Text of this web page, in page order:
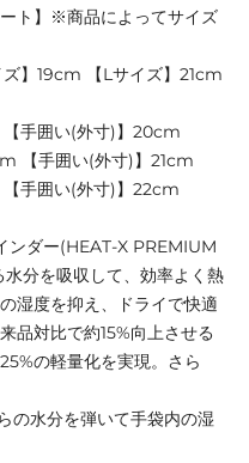
ート】※商品によってサイズ
】19cm 【Lサイズ】21cm
手囲い(外寸)】20cm
【手囲い(外寸)】21cm
手囲い(外寸)】22cm
ンダー(HEAT‐X PREMIUM
分を吸収して、効率よく熱
湿度を抑え、ドライで快適
品対比で約15%向上させる
の軽量化を実現。さら
の水分を弾いて手袋内の湿